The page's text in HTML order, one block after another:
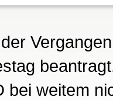
bei weitem